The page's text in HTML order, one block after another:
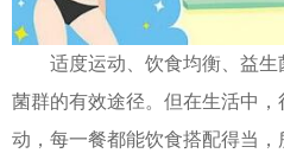
适度运动、饮食均衡、益生
菌群的有效途径。但在生活中
动，每一餐都能饮食搭配得当